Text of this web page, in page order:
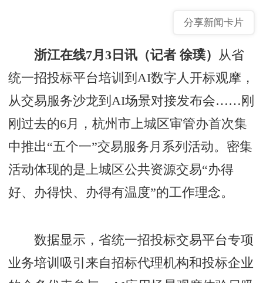
分享新闻卡片
浙江在线7月3日讯（记者 徐璞） 从省
统一招投标平台培训到AI数字人开标观摩，
从交易服务沙龙到AI场景对接发布会……刚
刚过去的6月，杭州市上城区审管办首次集
中推出“五个一”交易服务月系列活动。密集
活动体现的是上城区公共资源交易“办得
好、办得快、办得有温度”的工作理念。
数据显示，省统一招投标交易平台专项
业务培训吸引来自招标代理机构和投标企业